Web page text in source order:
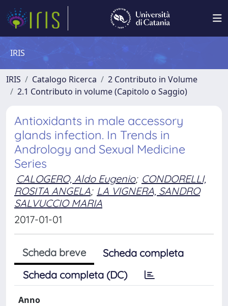
IRIS
IRIS Catalogo Ricerca
2 Contributo in Volume
2.1 Contributo in volume (Capitolo o Saggio)
Antioxidants in male accessory
glands infection. In Trends in
Andrology and Sexual Medicine
Series
CALOGERO, Aldo Eugenio; CONDORELLI,
ROSITA ANGELA; LA VIGNERA, SANDRO
SALVUCCIO MARIA
2017-01-01
Scheda breve
Scheda completa
Scheda completa (DC)
Anno